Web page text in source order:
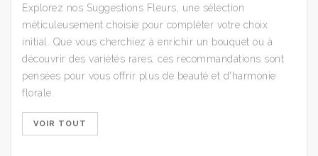
Explorez nos Suggestions Fleurs, une sélection
méticuleusement choisie pour compléter votre choix
initial. Que vous cherchiez à enrichir un bouquet ou à
découvrir des variétés rares, ces recommandations sont
pensées pour vous offrir plus de beauté et d'harmonie
florale.
VOIR TOUT